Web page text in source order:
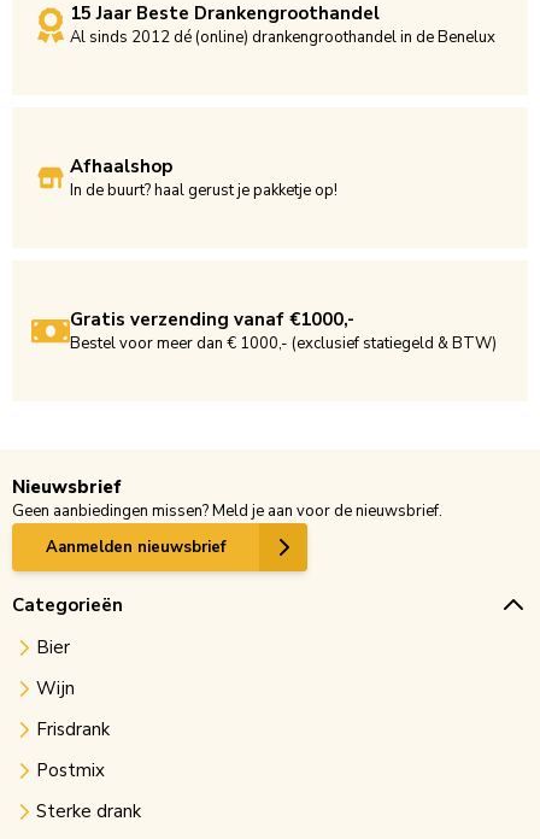
15 Jaar Beste Drankengroothandel
Al sinds 2012 dé (online) drankengroothandel in de Benelux
Afhaalshop
In de buurt? haal gerust je pakketje op!
Gratis verzending vanaf €1000,-
Bestel voor meer dan € 1000,- (exclusief statiegeld & BTW)
Nieuwsbrief
Geen aanbiedingen missen? Meld je aan voor de nieuwsbrief.
Aanmelden nieuwsbrief
Categorieën
Bier
Wijn
Frisdrank
Postmix
Sterke drank